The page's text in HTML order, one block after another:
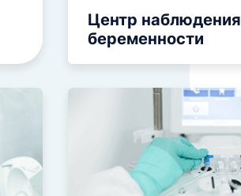
Центр наблюдения
беременности